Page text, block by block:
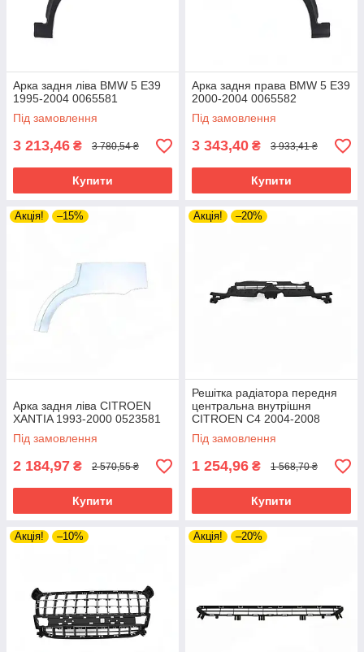
Арка задня ліва BMW 5 E39
1995-2004 0065581
Під замовлення
3 213,46 ₴ 3 780,54 ₴
Купити
Арка задня права BMW 5 E39
2000-2004 0065582
Під замовлення
3 343,40 ₴ 3 933,41 ₴
Купити
Акція! –15%
Арка задня ліва CITROEN
XANTIA 1993-2000 0523581
Під замовлення
2 184,97 ₴ 2 570,55 ₴
Купити
Акція! –20%
Решітка радіатора передня
центральна внутрішня
CITROEN C4 2004-2008
741678
Під замовлення
1 254,96 ₴ 1 568,70 ₴
Купити
Акція! –10% Акція! –20%